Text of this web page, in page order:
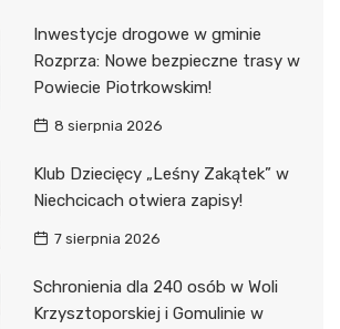
Inwestycje drogowe w gminie
Rozprza: Nowe bezpieczne trasy w
Powiecie Piotrkowskim!
8 sierpnia 2026
Klub Dziecięcy „Leśny Zakątek” w
Niechcicach otwiera zapisy!
7 sierpnia 2026
Schronienia dla 240 osób w Woli
Krzysztoporskiej i Gomulinie w